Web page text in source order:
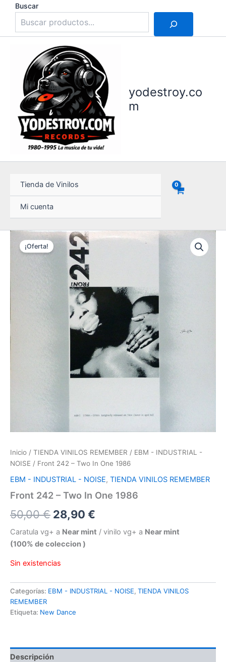
contenido
Buscar
yodestroy.co
m
Tienda de Vinilos
Mi cuenta
¡Oferta!
Inicio / TIENDA VINILOS REMEMBER / EBM - INDUSTRIAL -
NOISE / Front 242 – Two In One 1986
EBM - INDUSTRIAL - NOISE, TIENDA VINILOS REMEMBER
Front 242 – Two In One 1986
50,00€ El
precio
original
era:
50,00 €.
28,90 €
precio
28,90 €.
Caratula vg+ a Near mint / vinilo vg+ a Near mint
(100% de coleccion )
Sin existencias
Categorías: EBM - INDUSTRIAL - NOISE, TIENDA VINILOS
REMEMBER
Etiqueta: New Dance
Descripción